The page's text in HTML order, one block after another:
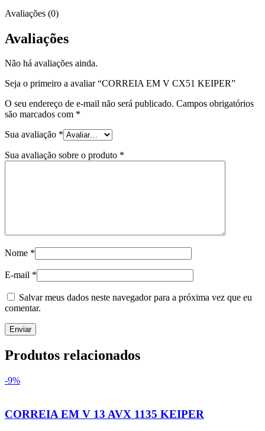
Avaliações (0)
Avaliações
Não há avaliações ainda.
Seja o primeiro a avaliar “CORREIA EM V CX51 KEIPER”
O seu endereço de e-mail não será publicado. Campos obrigatórios
são marcados com *
Sua avaliação *
Sua avaliação sobre o produto *
Nome *
E-mail *
Salvar meus dados neste navegador para a próxima vez que eu
comentar.
Produtos relacionados
-9%
CORREIA EM V 13 AVX 1135 KEIPER